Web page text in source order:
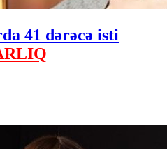
41 dərəcə isti